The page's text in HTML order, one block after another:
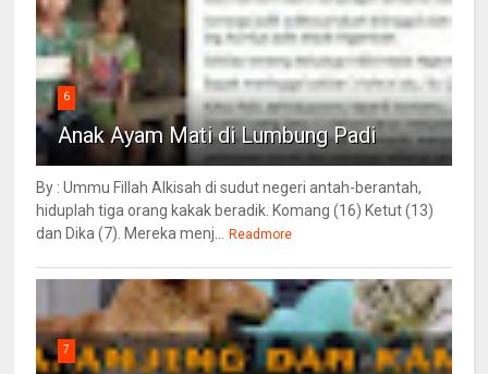
6
Anak Ayam Mati di Lumbung Padi
By : Ummu Fillah Alkisah di sudut negeri antah-berantah,
hiduplah tiga orang kakak beradik. Komang (16) Ketut (13)
dan Dika (7). Mereka menj... Readmore
7